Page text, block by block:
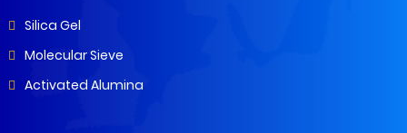
Silica Gel
Molecular Sieve
Activated Alumina